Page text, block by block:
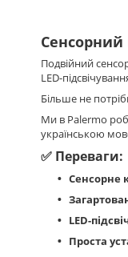
Сенсорний
Подвійний
LED-
Більше не
Ми в Palermo
українською
✅ Переваги:
Сенсорне
LED-
Проста